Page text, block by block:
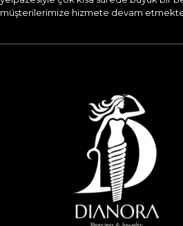
müşterilerimize hizmete devam